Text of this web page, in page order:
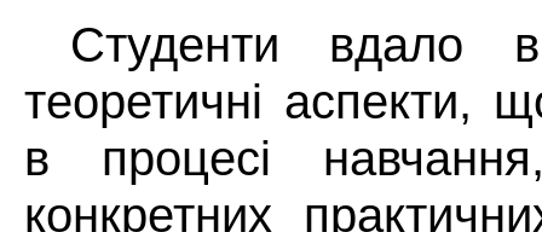
Студенти вдало
теоретичні аспекти,
в процесі
конкретних